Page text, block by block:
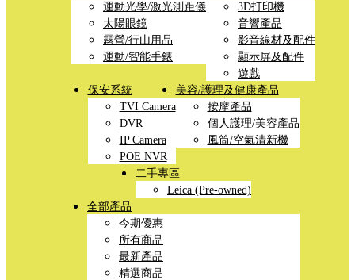
運動光學/激光測距儀
太陽眼鏡
露營/行山用品
運動/智能手錶
3D打印機
音響產品
影音線材及配件
顯示屏及配件
遊戲
保安系統
TVI Camera
DVR
IP Camera
POE NVR
美容/護理及健康產品
按摩產品
個人護理/美容產品
風筒/空氣清新機
二手專區
Leica (Pre-owned)
全部產品
今期優惠
所有商品
最新產品
精選商品